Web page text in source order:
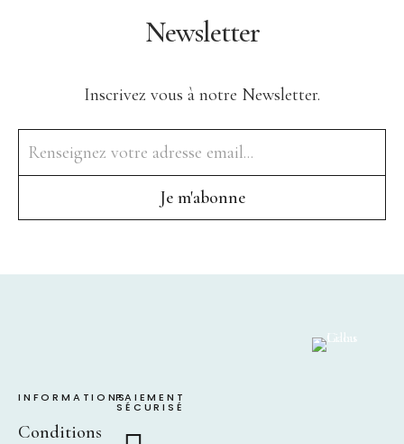
Newsletter
Inscrivez vous à notre Newsletter.
INFORMATIONS
Conditions
PAIEMENT
SÉCURISÉ